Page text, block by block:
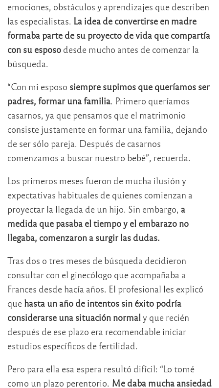
emociones, obstáculos y aprendizajes que describen
las especialistas. La idea de convertirse en madre
formaba parte de su proyecto de vida que compartía
con su esposo desde mucho antes de comenzar la
búsqueda.
“Con mi esposo siempre supimos que queríamos ser
padres, formar una familia. Primero queríamos
casarnos, ya que pensamos que el matrimonio
consiste justamente en formar una familia, dejando
de ser sólo pareja. Después de casarnos
comenzamos a buscar nuestro bebé”, recuerda.
Los primeros meses fueron de mucha ilusión y
expectativas habituales de quienes comienzan a
proyectar la llegada de un hijo. Sin embargo, a
medida que pasaba el tiempo y el embarazo no
llegaba, comenzaron a surgir las dudas.
Tras dos o tres meses de búsqueda decidieron
consultar con el ginecólogo que acompañaba a
Frances desde hacía años. El profesional les explicó
que hasta un año de intentos sin éxito podría
considerarse una situación normal y que recién
después de ese plazo era recomendable iniciar
estudios específicos de fertilidad.
Pero para ella esa espera resultó difícil: “Lo tomé
como un plazo perentorio. Me daba mucha ansiedad